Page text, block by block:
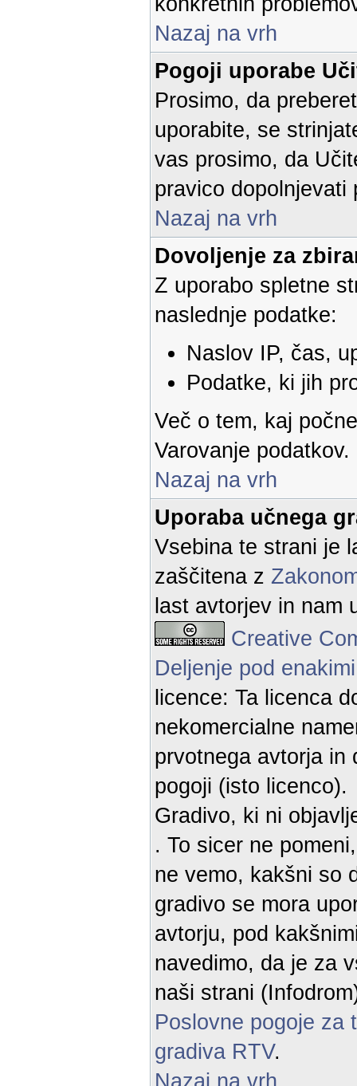
Nazaj na vrh
Pogoji uporabe
Prosimo, da
uporabite, se
vas prosimo, da
pravico dopolnjevati
Nazaj na vrh
Dovoljenje za
Z uporabo spletne
naslednje podatke:
Naslov IP, čas,
Podatke, ki jih
Več o tem, kaj
Varovanje podatkov.
Nazaj na vrh
Uporaba učnega
Vsebina te strani je
zaščitena z
last avtorjev in nam
Creative
Deljenje pod
licence: Ta licenca
nekomercialne
prvotnega avtorja in
pogoji (isto licenco).
Gradivo, ki ni
. To sicer ne
ne vemo, kakšni so
gradivo se mora
avtorju, pod
navedimo, da je za
naši strani
Poslovne pogoje za
gradiva RTV.
Nazaj na vrh